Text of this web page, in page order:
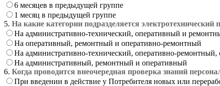
6 месяцев в предыдущей группе
1 месяц в предыдущей группе
5. На какие категории подразделяется электротехнический
На административно-технический, оперативный и
На оперативный, ремонтный и оперативно-ремонтный
На административно-технический, оперативно-
На административный, ремонтный и оперативный
6. Когда проводится внеочередная проверка знаний
При введении в действие у Потребителя новых или